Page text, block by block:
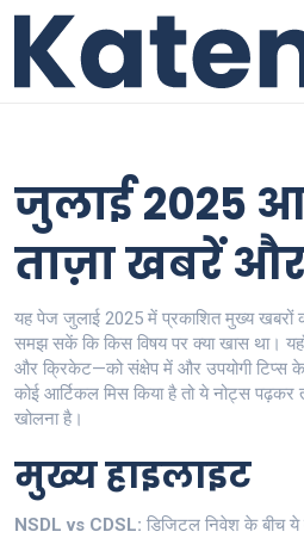
जुलाई 2025
ताज़ा खबरें
यह पेज जुलाई 2025 में प्रकाशित मुख्य खबरों
समझ सकें कि किस विषय पर क्या खास था। यहाँ
और क्रिकेट—को संक्षेप में और उपयोगी टिप्स
कोई आर्टिकल मिस किया है तो ये नोट्स
खोलना है।
मुख्य हाइलाइट
NSDL vs CDSL: डिजिटल निवेश के बीच ये